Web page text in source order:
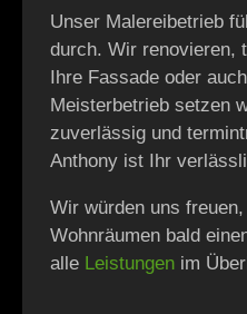
Unser Malereibetrieb
durch. Wir renovieren,
Ihre Fassade oder
Meisterbetrieb setzen
zuverlässig und
Anthony ist Ihr
Wir würden uns
Wohnräumen bald
alle Leistungen im